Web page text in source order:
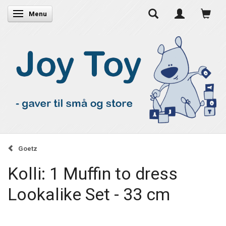
Skifte navigation
Menu
Goetz
Kolli: 1 Muffin to dress
Lookalike Set - 33 cm